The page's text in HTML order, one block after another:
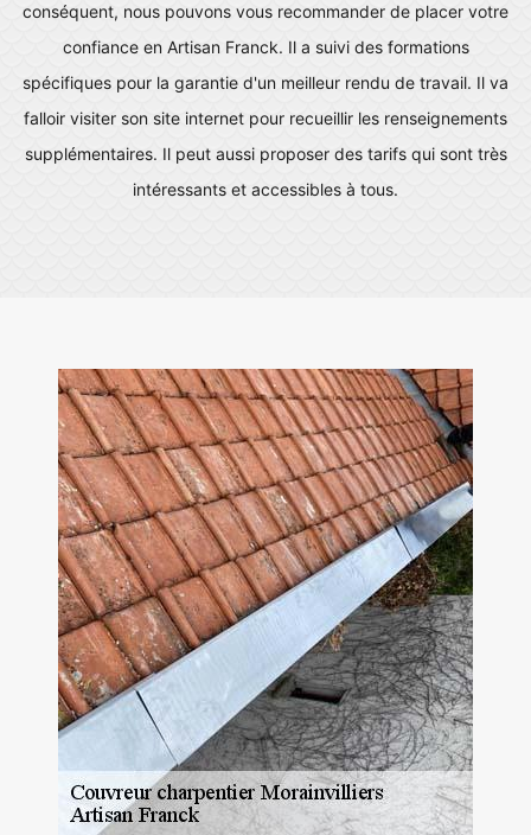
conséquent, nous pouvons vous recommander de placer votre
confiance en Artisan Franck. Il a suivi des formations
spécifiques pour la garantie d'un meilleur rendu de travail. Il va
falloir visiter son site internet pour recueillir les renseignements
supplémentaires. Il peut aussi proposer des tarifs qui sont très
intéressants et accessibles à tous.